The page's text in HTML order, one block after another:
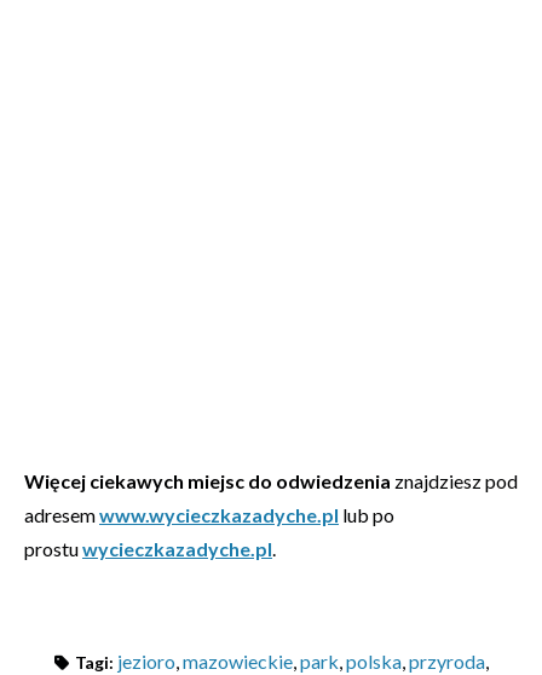
Więcej ciekawych miejsc do odwiedzenia znajdziesz pod
adresemwww.wycieczkazadyche.pl lub po
prostuwycieczkazadyche.pl.
Tagi: jezioro,mazowieckie,park,polska,przyroda,